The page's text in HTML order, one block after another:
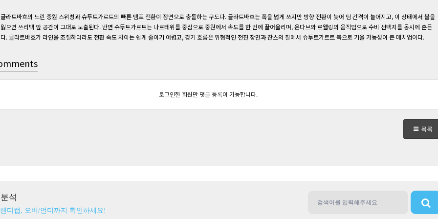
글라트바흐의 느린 중원 스위칭과 슈투트가르트의 빠른 템포 전환이 정면으로 충돌하는 구도다. 글라트바흐는 폭을 넓게 쓰지만 방향 전환이 늦어 팀 간격이 늘어지고, 이 상태에서 볼을
잃으면 쓰리백 앞 공간이 그대로 노출된다. 반면 슈투트가르트는 나르테위를 중심으로 중원에서 속도를 한 번에 끌어올리며, 운다브와 르웰링의 움직임으로 수비 선택지를 동시에 흔든
다. 글라트바흐가 라인을 조절하더라도 전환 속도 차이는 쉽게 줄이기 어렵고, 경기 흐름은 위협적인 전진 장면과 찬스의 질에서 슈투트가르트 쪽으로 기울 가능성이 큰 매치업이다.
로그인한 회원만 댓글 등록이 가능합니다.
목록
석
디캡, 오버/언더까지 확인하세요!